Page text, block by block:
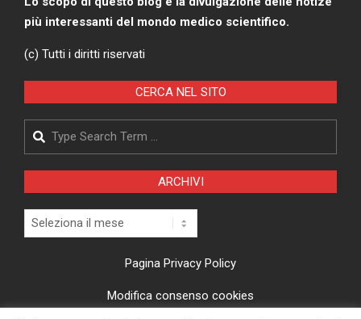
più interessanti del mondo medico scientifico.
(c) Tutti i diritti riservati
CERCA NEL SITO
Search
ARCHIVI
Archivi
Pagina Privacy Policy
Modifica consenso cookies